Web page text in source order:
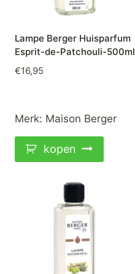
Lampe Berger Huisparfum
Esprit-de-Patchouli-500ml
€16,95
Merk: Maison Berger
kopen